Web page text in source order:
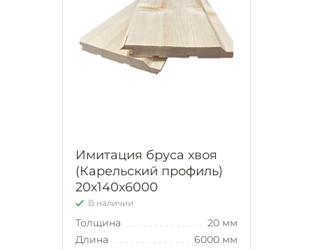
Имитация бруса хвоя
(Карельский профиль)
20х140х6000
В наличии
Толщина
20 мм
Длина
6000 мм